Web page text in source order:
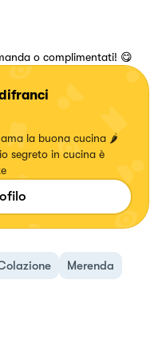
o complimentati! 😋
la buona cucina 🌶
segreto in cucina è
Merenda